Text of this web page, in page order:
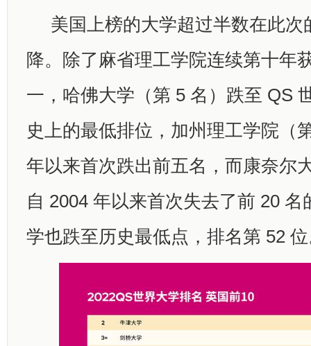
美国上榜的大学超过半数在此次
降。除了麻省理工学院连续第十年
一，哈佛大学（第 5 名）跌至 QS
史上的最低排位，加州理工学院（
年以来首次跌出前五名，而康奈尔
自 2004 年以来首次失去了前 20 名
学也跌至历史最低点，排名第 52